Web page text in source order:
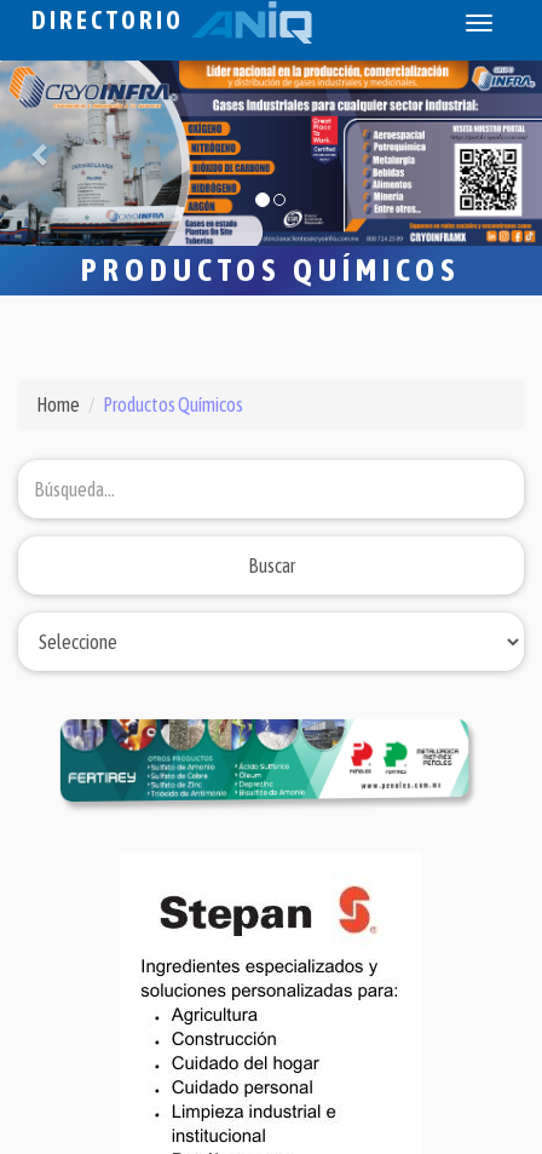
DIRECTORIO
Toggle
PRODUCTOS QUÍMICOS
Home Productos Químicos